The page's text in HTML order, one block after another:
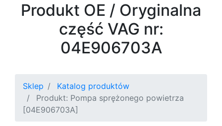
Produkt OE / Oryginalna
część VAG nr:
04E906703A
Sklep
Katalog produktów
Produkt: Pompa sprężonego powietrza
[04E906703A]